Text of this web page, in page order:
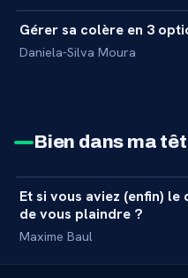
INTERVIEW
Gérer sa colère en 3
Daniela-Silva Moura
Bien dans ma
MASTERCLASS
Et si vous aviez (enfin) le
de vous plaindre ?
Maxime Baul